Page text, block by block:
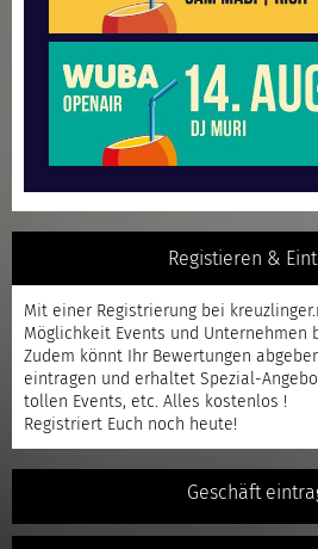
Registieren &
Mit einer Registrierung bei
Möglichkeit Events und Unternehmen
Zudem könnt Ihr Bewertungen
eintragen und erhaltet Spezial-
tollen Events, etc. Alles kostenlos !
Registriert Euch noch heute!
Geschäft